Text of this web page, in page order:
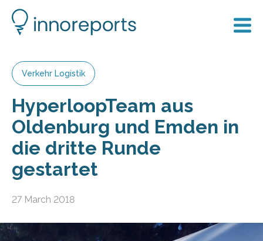
Verkehr Logistik
HyperloopTeam aus
Oldenburg und Emden in
die dritte Runde
gestartet
27 March 2018